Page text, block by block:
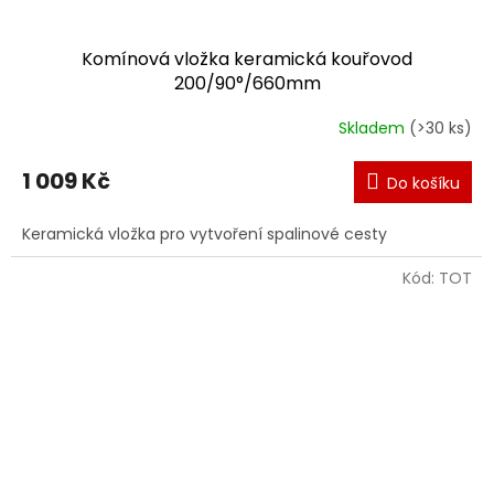
Komínová vložka keramická kouřovod
200/90°/660mm
Skladem (>30 ks)
1 009 Kč Do košíku
Keramická vložka pro vytvoření spalinové cesty
Kód: TOT